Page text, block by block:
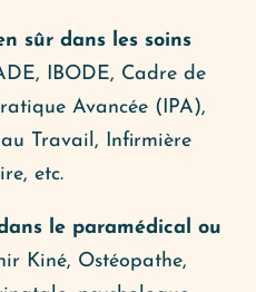
sûr dans les soins
IBODE, Cadre de
Avancée (IPA),
Travail, Infirmière
etc.
le paramédical ou
Kiné, Ostéopathe,